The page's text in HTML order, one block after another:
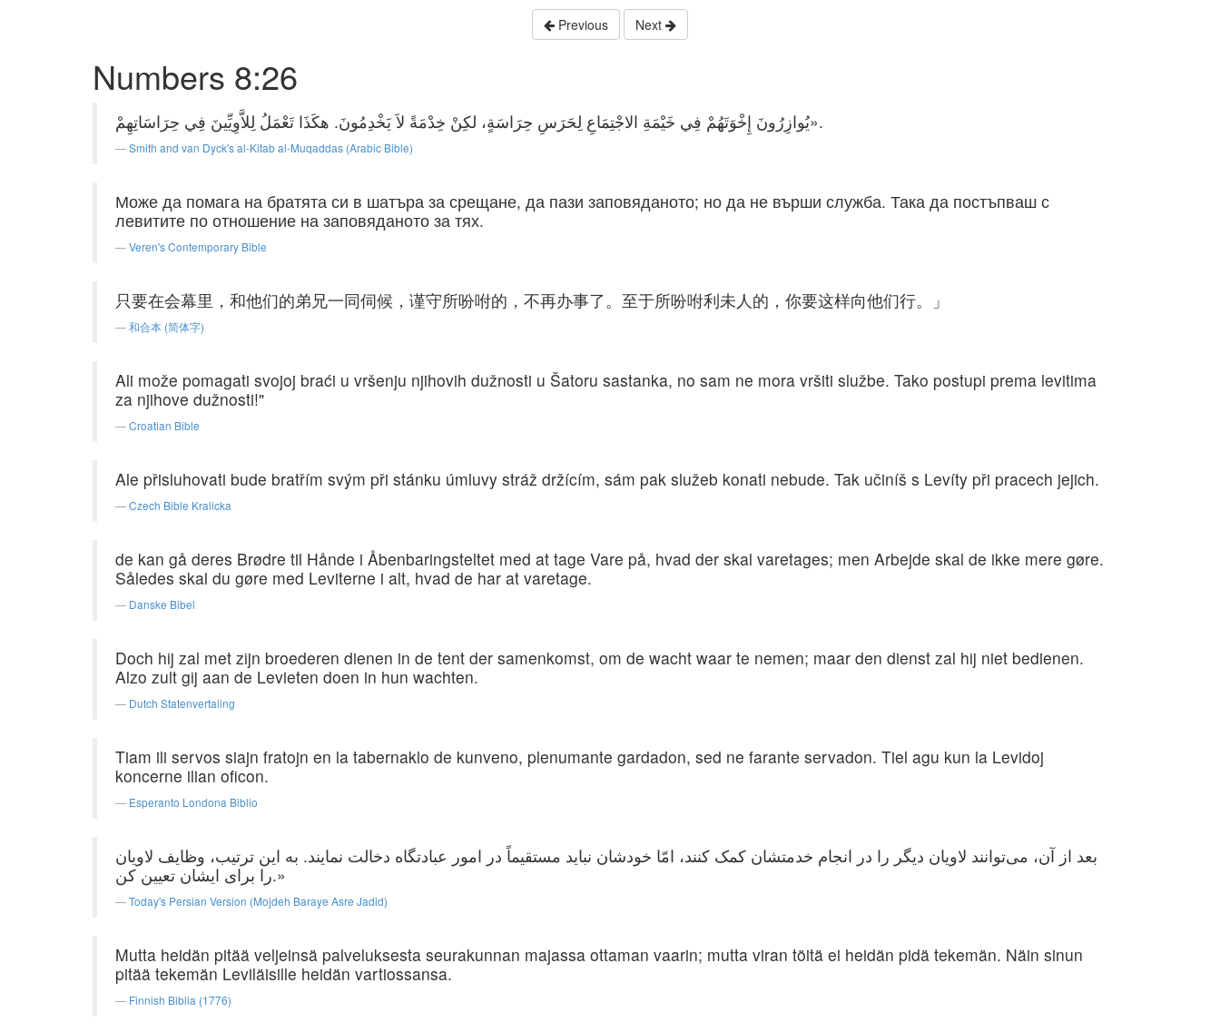
Previous Next
Numbers 8:26
يُوازِرُونَ إِخْوَتَهُمْ فِي خَيْمَةِ الاجْتِمَاعِ لِحَرَسِ حِرَاسَةٍ، لكِنْ خِدْمَةً لاَ يَخْدِمُونَ. هكَذَا تَعْمَلُ لِلاَّوِيِّينَ فِي حِرَاسَاتِهِمْ».
Smith and van Dyck's al-Kitab al-Muqaddas (Arabic Bible)
Може да помага на братята си в шатъра за срещане, да пази заповяданото; но да не върши служба. Така да постъпваш с
левитите по отношение на заповяданото за тях.
Veren's Contemporary Bible
只要在会幕里，和他们的弟兄一同伺候，谨守所吩咐的，不再办事了。至于所吩咐利未人的，你要这样向他们行。」
和合本 (简体字)
Ali može pomagati svojoj braći u vršenju njihovih dužnosti u Šatoru sastanka, no sam ne mora vršiti službe. Tako postupi prema levitima
za njihove dužnosti!"
Croatian Bible
Ale přisluhovati bude bratřím svým při stánku úmluvy stráž držícím, sám pak služeb konati nebude. Tak učiníš s Levíty při pracech jejich.
Czech Bible Kralicka
de kan gå deres Brødre til Hånde i Åbenbaringsteltet med at tage Vare på, hvad der skal varetages; men Arbejde skal de ikke mere gøre.
Således skal du gøre med Leviterne i alt, hvad de har at varetage.
Danske Bibel
Doch hij zal met zijn broederen dienen in de tent der samenkomst, om de wacht waar te nemen; maar den dienst zal hij niet bedienen.
Alzo zult gij aan de Levieten doen in hun wachten.
Dutch Statenvertaling
Tiam ili servos siajn fratojn en la tabernaklo de kunveno, plenumante gardadon, sed ne farante servadon. Tiel agu kun la Levidoj
koncerne ilian oficon.
Esperanto Londona Biblio
بعد از آن، می‌توانند لاویان دیگر را در انجام خدمتشان کمک کنند، امّا خودشان نباید مستقیماً در امور عبادتگاه دخالت نمایند. به این ترتیب، وظایف لاویان
را برای ایشان تعیین کن.»
Today's Persian Version (Mojdeh Baraye Asre Jadid)
Mutta heidän pitää veljeinsä palveluksesta seurakunnan majassa ottaman vaarin; mutta viran töitä ei heidän pidä tekemän. Näin sinun
pitää tekemän Leviläisille heidän vartiossansa.
Finnish Biblia (1776)